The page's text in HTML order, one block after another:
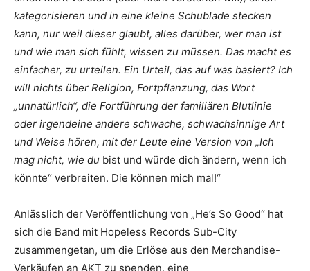
kategorisieren und in eine kleine Schublade stecken
kann, nur weil dieser glaubt, alles darüber, wer man ist
und wie man sich fühlt, wissen zu müssen. Das macht es
einfacher, zu urteilen. Ein Urteil, das auf was basiert? Ich
will nichts über Religion, Fortpflanzung, das Wort
„unnatürlich“, die Fortführung der familiären Blutlinie
oder irgendeine andere schwache, schwachsinnige Art
und Weise hören, mit der Leute eine Version von „Ich
mag nicht, wie du bist und würde dich ändern, wenn ich
könnte“ verbreiten. Die können mich mal!“
Anlässlich der Veröffentlichung von „He’s So Good“ hat
sich die Band mit Hopeless Records Sub-City
zusammengetan, um die Erlöse aus den Merchandise-
Verkäufen an AKT zu spenden, eine